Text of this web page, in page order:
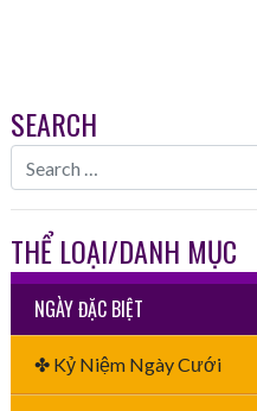
SEARCH
THỂ LOẠI/DANH MỤC
NGÀY ĐẶC BIỆT
✤ Kỷ Niệm Ngày Cưới